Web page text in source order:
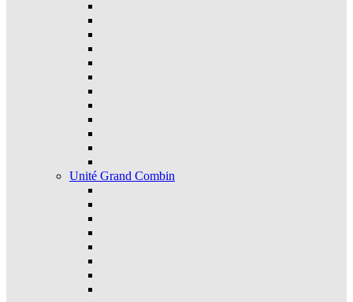
Unité Grand Combin